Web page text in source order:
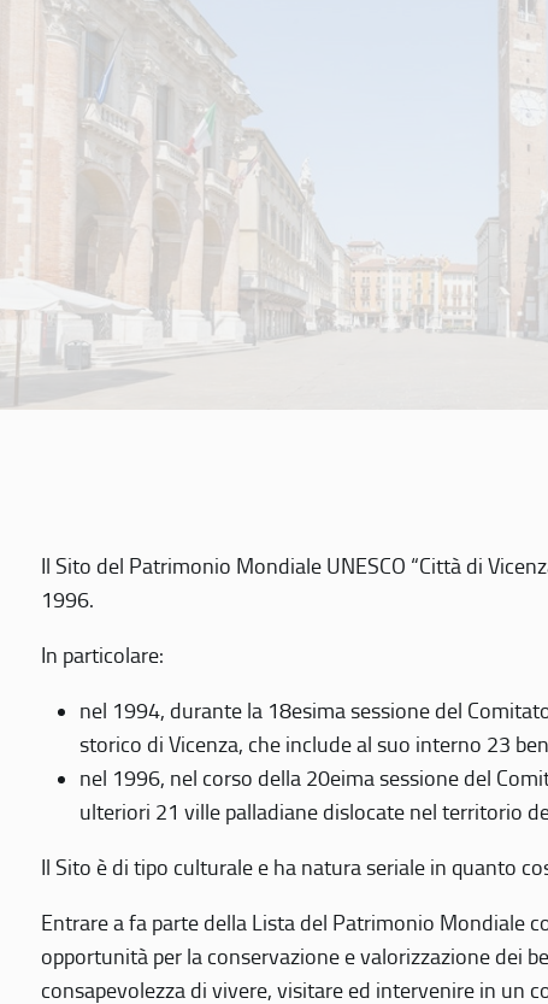
Il Sito del Patrimonio Mondiale UNESCO “Città di
1996.
In particolare:
nel 1994, durante la 18esima sessione del
storico di Vicenza, che include al suo interno 23
nel 1996, nel corso della 20eima sessione del
ulteriori 21 ville palladiane dislocate nel territorio
Il Sito è di tipo culturale e ha natura seriale in quanto
Entrare a fa parte della Lista del Patrimonio Mondiale
opportunità per la conservazione e valorizzazione dei
consapevolezza di vivere, visitare ed intervenire in un